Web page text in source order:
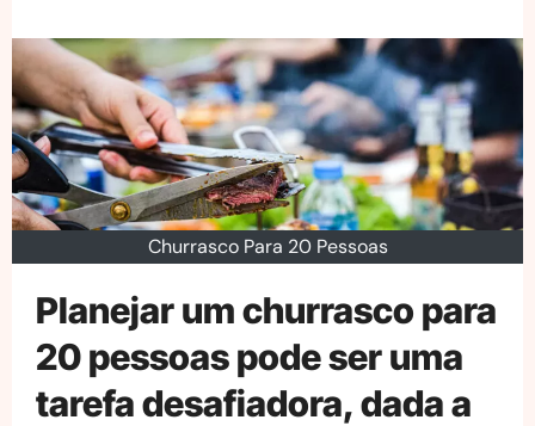
Churrasco Para 20 Pessoas
Planejar um churrasco para
20 pessoas pode ser uma
tarefa desafiadora, dada a